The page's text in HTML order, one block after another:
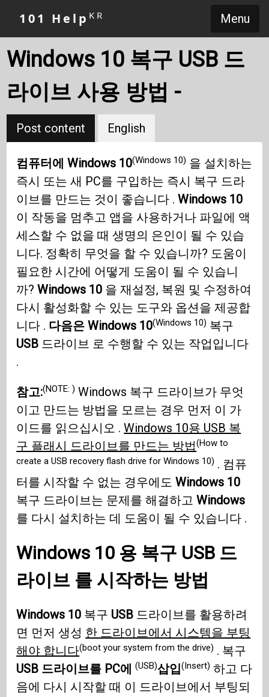
Menu
101 Help KR
Windows 10 복구 USB 드
라이브 사용 방법 -
Post content English
컴퓨터에 Windows 10(Windows 10) 을 설치하는
즉시 또는 새 PC를 구입하는 즉시 복구 드라
이브를 만드는 것이 좋습니다 .Windows 10
이 작동을 멈추고 앱을 사용하거나 파일에 액
세스할 수 없을 때 생명의 은인이 될 수 있습
니다. 정확히 무엇을 할 수 있습니까? 도움이
필요한 시간에 어떻게 도움이 될 수 있습니
까?Windows 10 을 재설정, 복원 및 수정하여
다시 활성화할 수 있는 도구와 옵션을 제공합
니다 . 다음은 Windows 10(Windows 10) 복구
USB 드라이브 로 수행할 수 있는 작업입니다
.
참고:(NOTE: ) Windows 복구 드라이브가 무엇
이고 만드는 방법을 모르는 경우 먼저 이 가
이드를 읽으십시오 .Windows 10용 USB 복
구 플래시 드라이브를 만드는 방법(How to
create a USB recovery flash drive for Windows 10) . 컴퓨
터를 시작할 수 없는 경우에도Windows 10
복구 드라이브는 문제를 해결하고Windows
를 다시 설치하는 데 도움이 될 수 있습니다 .
Windows 10 용 복구 USB 드
라이브 를 시작하는 방법
Windows 10 복구 USB 드라이브를 활용하려
면 먼저 생성 한 드라이브에서 시스템을 부팅
해야 합니다(boot your system from the drive) . 복구
USB 드라이브를 PC에(USB)삽입(Insert) 하고 다
음에 다시 시작할 때 이 드라이브에서 부팅되